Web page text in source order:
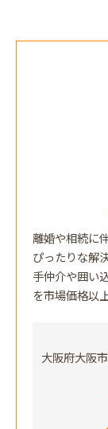
離婚や相続に
ぴったりな解
手仲介や囲い
を市場価格以
大阪府大阪